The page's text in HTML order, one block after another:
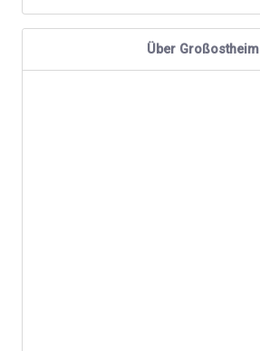
Über Großostheim